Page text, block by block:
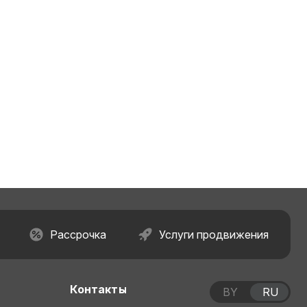
Рассрочка Услуги продвижения
Контакты BY RU